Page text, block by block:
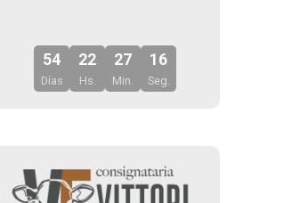
54
Días
22
Hs.
27
Min.
14
Seg.